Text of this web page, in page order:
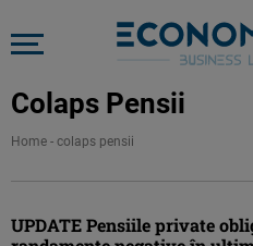
Colaps Pensii
Home - colaps pensii
UPDATE Pensiile private